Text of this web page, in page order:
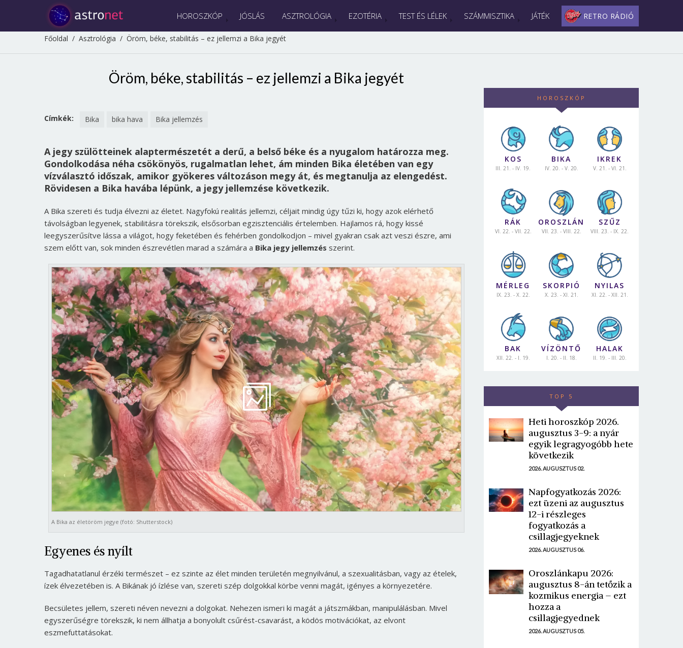
HOROSZKÓP JÓSLÁS ASZTROLÓGIA EZOTÉRIA TEST ÉS LÉLEK SZÁMMISZTIKA JÁTÉK RETRO RÁDIÓ
Főoldal / Asztrológia / Öröm, béke, stabilitás – ez jellemzi a Bika jegyét
Öröm, béke, stabilitás – ez jellemzi a Bika jegyét
Címkék: Bika bika hava Bika jellemzés
A jegy szülötteinek alaptermészetét a derű, a belső béke és a nyugalom határozza meg.
Gondolkodása néha csökönyös, rugalmatlan lehet, ám minden Bika életében van egy
vízválasztó időszak, amikor gyökeres változáson megy át, és megtanulja az elengedést.
Rövidesen a Bika havába lépünk, a jegy jellemzése következik.
A Bika szereti és tudja élvezni az életet. Nagyfokú realitás jellemzi, céljait mindig úgy tűzi ki, hogy azok elérhető
távolságban legyenek, stabilitásra törekszik, elsősorban egzisztenciális értelemben. Hajlamos rá, hogy kissé
leegyszerűsítve lássa a világot, hogy feketében és fehérben gondolkodjon – mivel gyakran csak azt veszi észre, ami
szem előtt van, sok minden észrevétlen marad a számára a Bika jegy jellemzés szerint.
A Bika az életöröm jegye (fotó: Shutterstock)
Egyenes és nyílt
Tagadhatatlanul érzéki természet – ez szinte az élet minden területén megnyilvánul, a szexualitásban, vagy az ételek,
ízek élvezetében is. A Bikának jó ízlése van, szereti szép dolgokkal körbe venni magát, igényes a környezetére.
Becsületes jellem, szereti néven nevezni a dolgokat. Nehezen ismeri ki magát a játszmákban, manipulálásban. Mivel
egyszerűségre törekszik, ki nem állhatja a bonyolult csűrést-csavarást, a ködös motivációkat, az elvont
eszmefuttatásokat.
HOROSZKÓP
KOS
III. 21. - IV. 19.
BIKA
IV. 20. - V. 20.
IKREK
V. 21. - VI. 21.
RÁK
VI. 22. - VII. 22.
OROSZLÁN
VII. 23. - VIII. 22.
SZŰZ
VIII. 23. - IX. 22.
MÉRLEG
IX. 23. - X. 22.
SKORPIÓ
X. 23. - XI. 21.
NYILAS
XI. 22. - XII. 21.
BAK
XII. 22. - I. 19.
VÍZÖNTŐ
I. 20. - II. 18.
HALAK
II. 19. - III. 20.
TOP 5
Heti horoszkóp 2026.
augusztus 3-9: a nyár
egyik legragyogóbb hete
következik
2026. AUGUSZTUS 02.
Napfogyatkozás 2026:
ezt üzeni az augusztus
12-i részleges
fogyatkozás a
csillagjegyeknek
2026. AUGUSZTUS 06.
Oroszlánkapu 2026:
augusztus 8-án tetőzik a
kozmikus energia – ezt
hozza a
csillagjegyednek
2026. AUGUSZTUS 05.